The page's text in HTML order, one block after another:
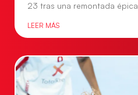
23 tras una remontada épica
LEER MÁS